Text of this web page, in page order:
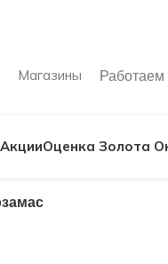
Магазины Работаем
АкцииОценка Золота